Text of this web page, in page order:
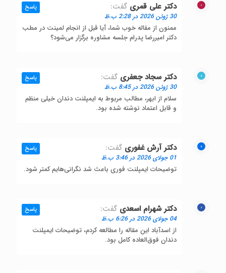
دکتر علی قمری گفت:
30 ژوئن 2026 در 2:28 ب.ظ
ممنون از مقاله خوب شما، آیا قبل از انجام لمینت در مطب
دکتر امیررضا پدرام جلسه مشاوره برگزار می‌شود؟
پاسخ
دکتر سجاد جعفری گفت:
30 ژوئن 2026 در 8:45 ب.ظ
سلام از ابهر، مطالب مربوط به ایمپلنت دندان خیلی منظم
و قابل اعتماد نوشته شده بود.
پاسخ
دکتر آرش غفوری گفت:
01 جولای 2026 در 3:46 ب.ظ
توضیحات ایمپلنت فوری باعث شد نگرانی‌هایم کمتر شود.
پاسخ
دکتر شهرام اسعدی گفت:
04 جولای 2026 در 6:26 ب.ظ
از اسدآباد این مقاله را مطالعه کردم، توضیحات ایمپلنت
دندان فوق‌العاده کامل بود.
پاسخ